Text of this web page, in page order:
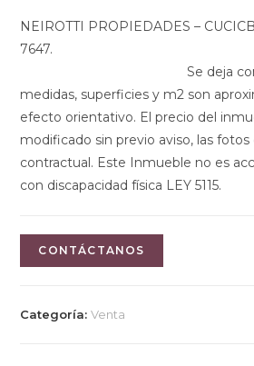
NEIROTTI PROPIEDADES –
Se deja
medidas, superficies y m2 son
efecto orientativo. El precio del
modificado sin previo aviso, las
contractual. Este Inmueble no es
con discapacidad física LEY 5115.
CONTÁCTANOS
Categoría:Venta